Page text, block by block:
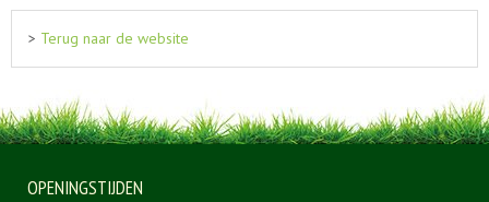
> Terug naar de website
OPENINGSTIJDEN